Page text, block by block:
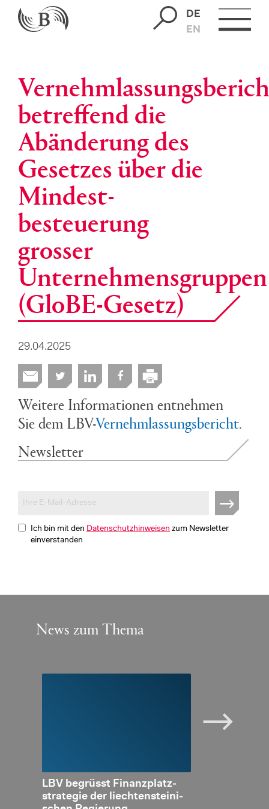
DE
EN
betreffend die
Abänderung des
Gesetzes über die
Mindest-
besteuerung
grosser
Unternehmensgruppen
(GloBE-Gesetz)
29.04.2025
Weitere Informationen entnehmen
Sie dem LBV-Vernehmlassungsbericht.
Newsletter
Ich bin mit den Datenschutzhinweisen zum Newsletter
einverstanden
News zum Thema
LBV be­grüsst Fi­nanz­platz­
stra­te­gie der liech­ten­stei­ni­